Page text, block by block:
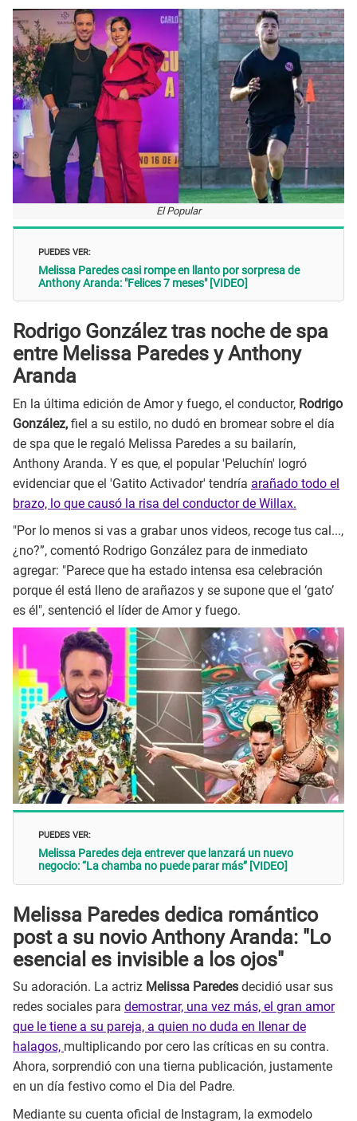
El Popular
PUEDES VER:
Melissa Paredes casi rompe en llanto por sorpresa de
Anthony Aranda: "Felices 7 meses" [VIDEO]
Rodrigo González tras noche de spa
entre Melissa Paredes y Anthony
Aranda
En la última edición de Amor y fuego, el conductor, Rodrigo
González, fiel a su estilo, no dudó en bromear sobre el día
de spa que le regaló Melissa Paredes a su bailarín,
Anthony Aranda. Y es que, el popular 'Peluchín' logró
evidenciar que el 'Gatito Activador' tendría arañado todo el
brazo, lo que causó la risa del conductor de Willax.
"Por lo menos si vas a grabar unos videos, recoge tus cal...,
¿no?”, comentó Rodrigo González para de inmediato
agregar: "Parece que ha estado intensa esa celebración
porque él está lleno de arañazos y se supone que el ‘gato’
es él", sentenció el líder de Amor y fuego.
PUEDES VER:
Melissa Paredes deja entrever que lanzará un nuevo
negocio: “La chamba no puede parar más” [VIDEO]
Melissa Paredes dedica romántico
post a su novio Anthony Aranda: "Lo
esencial es invisible a los ojos"
Su adoración. La actriz Melissa Paredes decidió usar sus
redes sociales para demostrar, una vez más, el gran amor
que le tiene a su pareja, a quien no duda en llenar de
halagos, multiplicando por cero las críticas en su contra.
Ahora, sorprendió con una tierna publicación, justamente
en un día festivo como el Dia del Padre.
Mediante su cuenta oficial de Instagram, la exmodelo